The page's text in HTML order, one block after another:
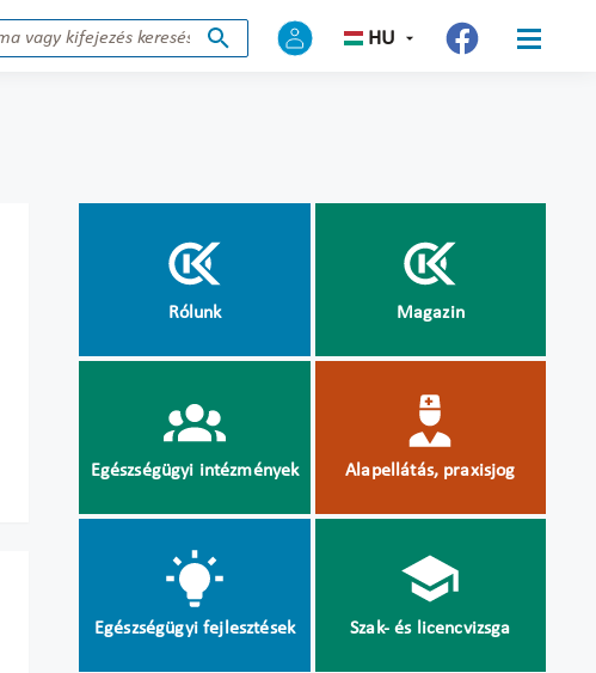
HU
Rólunk Magazin
Egészségügyi intézmények Alapellátás, praxisjog
Egészségügyi fejlesztések Szak- és licencvizsga